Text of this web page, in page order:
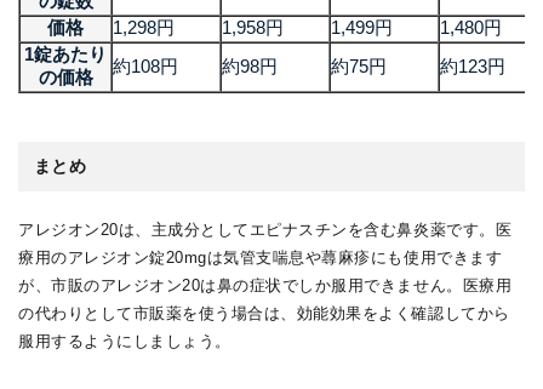
価格
1,298円 1,958円 1,499円
1,480円
1錠あたり
の価格
約108円 約98円 約75円 約123円
まとめ
アレジオン20は、主成分としてエピナスチンを含む鼻炎薬です。医
療用のアレジオン錠20mgは気管支喘息や蕁麻疹にも使用できます
が、市販のアレジオン20は鼻の症状でしか服用できません。医療用
の代わりとして市販薬を使う場合は、効能効果をよく確認してから
服用するようにしましょう。